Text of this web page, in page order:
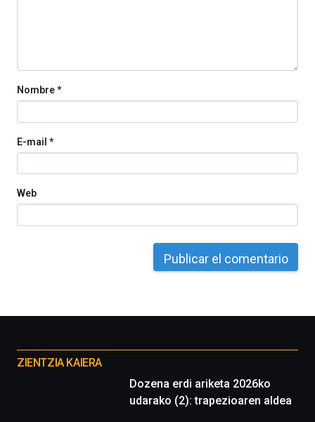
Nombre*
E-mail *
Web
proyectos
ZIENTZIA KAIERA
Dozena erdi ariketa 2026ko
udarako (2): trapezioaren aldea